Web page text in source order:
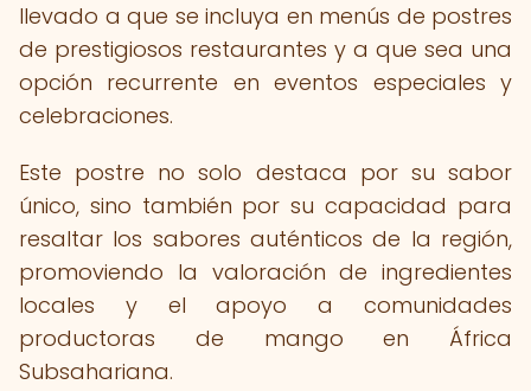
llevado a que se incluya en menús de postres
de prestigiosos restaurantes y a que sea una
opción recurrente en eventos especiales y
celebraciones.
Este postre no solo destaca por su sabor
único, sino también por su capacidad para
resaltar los sabores auténticos de la región,
promoviendo la valoración de ingredientes
locales y el apoyo a comunidades
productoras de mango en África
Subsahariana.